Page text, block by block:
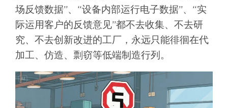
场反馈数据”、“设备内部运行电子数据”、“实
际运用客户的反馈意见”都不去收集、不去研
究、不去创新改进的工厂，永远只能徘徊在代
加工、仿造、剽窃等低端制造行列。